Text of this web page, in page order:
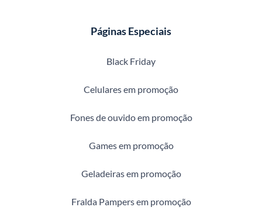
Páginas Especiais
Black Friday
Celulares em promoção
Fones de ouvido em promoção
Games em promoção
Geladeiras em promoção
Fralda Pampers em promoção